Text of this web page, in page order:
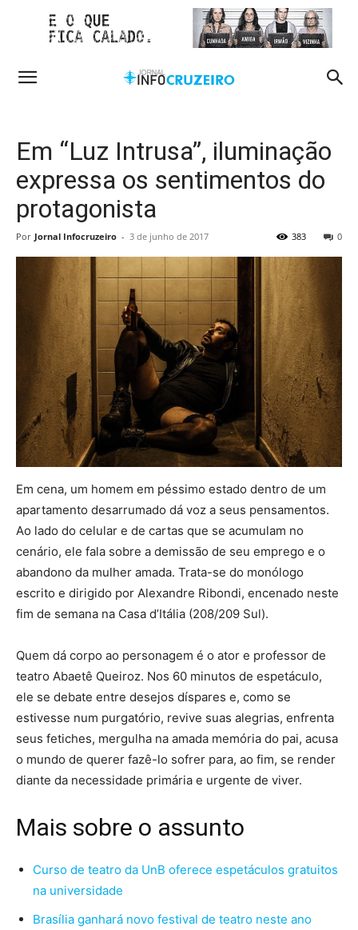
Em “Luz Intrusa”, iluminação
expressa os sentimentos do
protagonista
Por Jornal Infocruzeiro - 3 de junho de 2017 0
383
Em cena, um homem em péssimo estado dentro de um
apartamento desarrumado dá voz a seus pensamentos.
Ao lado do celular e de cartas que se acumulam no
cenário, ele fala sobre a demissão de seu emprego e o
abandono da mulher amada. Trata-se do monólogo
escrito e dirigido por Alexandre Ribondi, encenado neste
fim de semana na Casa d’Itália (208/209 Sul).
Quem dá corpo ao personagem é o ator e professor de
teatro Abaetê Queiroz. Nos 60 minutos de espetáculo,
ele se debate entre desejos díspares e, como se
estivesse num purgatório, revive suas alegrias, enfrenta
seus fetiches, mergulha na amada memória do pai, acusa
o mundo de querer fazê-lo sofrer para, ao fim, se render
diante da necessidade primária e urgente de viver.
Mais sobre o assunto
Curso de teatro da UnB oferece espetáculos gratuitos
na universidade
Brasília ganhará novo festival de teatro neste ano